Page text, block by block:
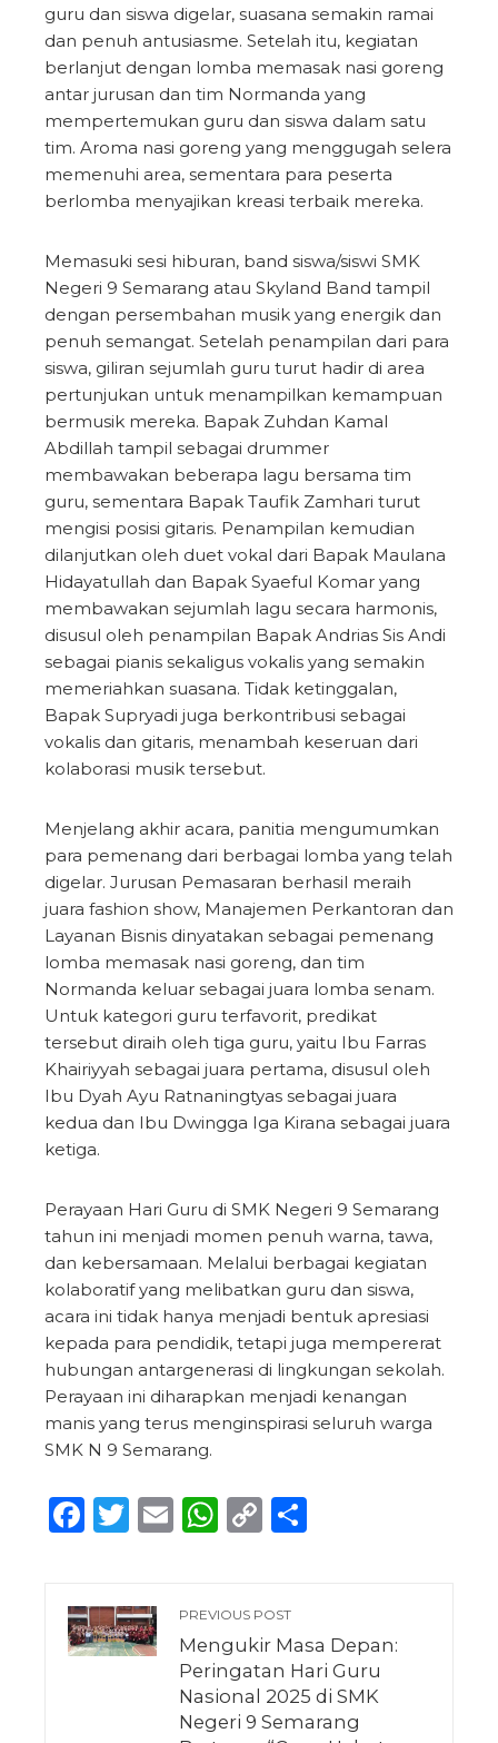
guru dan siswa digelar, suasana semakin ramai
dan penuh antusiasme. Setelah itu, kegiatan
berlanjut dengan lomba memasak nasi goreng
antar jurusan dan tim Normanda yang
mempertemukan guru dan siswa dalam satu
tim. Aroma nasi goreng yang menggugah selera
memenuhi area, sementara para peserta
berlomba menyajikan kreasi terbaik mereka.
Memasuki sesi hiburan, band siswa/siswi SMK
Negeri 9 Semarang atau Skyland Band tampil
dengan persembahan musik yang energik dan
penuh semangat. Setelah penampilan dari para
siswa, giliran sejumlah guru turut hadir di area
pertunjukan untuk menampilkan kemampuan
bermusik mereka. Bapak Zuhdan Kamal
Abdillah tampil sebagai drummer
membawakan beberapa lagu bersama tim
guru, sementara Bapak Taufik Zamhari turut
mengisi posisi gitaris. Penampilan kemudian
dilanjutkan oleh duet vokal dari Bapak Maulana
Hidayatullah dan Bapak Syaeful Komar yang
membawakan sejumlah lagu secara harmonis,
disusul oleh penampilan Bapak Andrias Sis Andi
sebagai pianis sekaligus vokalis yang semakin
memeriahkan suasana. Tidak ketinggalan,
Bapak Supryadi juga berkontribusi sebagai
vokalis dan gitaris, menambah keseruan dari
kolaborasi musik tersebut.
Menjelang akhir acara, panitia mengumumkan
para pemenang dari berbagai lomba yang telah
digelar. Jurusan Pemasaran berhasil meraih
juara fashion show, Manajemen Perkantoran dan
Layanan Bisnis dinyatakan sebagai pemenang
lomba memasak nasi goreng, dan tim
Normanda keluar sebagai juara lomba senam.
Untuk kategori guru terfavorit, predikat
tersebut diraih oleh tiga guru, yaitu Ibu Farras
Khairiyyah sebagai juara pertama, disusul oleh
Ibu Dyah Ayu Ratnaningtyas sebagai juara
kedua dan Ibu Dwingga Iga Kirana sebagai juara
ketiga.
Perayaan Hari Guru di SMK Negeri 9 Semarang
tahun ini menjadi momen penuh warna, tawa,
dan kebersamaan. Melalui berbagai kegiatan
kolaboratif yang melibatkan guru dan siswa,
acara ini tidak hanya menjadi bentuk apresiasi
kepada para pendidik, tetapi juga mempererat
hubungan antargenerasi di lingkungan sekolah.
Perayaan ini diharapkan menjadi kenangan
manis yang terus menginspirasi seluruh warga
SMK N 9 Semarang.
Facebook
Twitter
EmailWhatsApp
Copy
PREVIOUS POST
Mengukir Masa Depan:
Peringatan Hari Guru
Nasional 2025 di SMK
Negeri 9 Semarang